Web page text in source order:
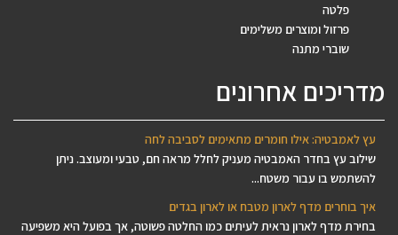
פלטה
פרזול ומוצרים משלימים
שוברי מתנה
מדריכים אחרונים
עץ לאמבטיה: אילו חומרים מתאימים לסביבה לחה
שילוב עץ בחדר האמבטיה מעניק לחלל מראה חם, טבעי ומעוצב. ניתן
להשתמש בו עבור משטח...
איך בוחרים מדף לארון מטבח או לארון בגדים
בחירת מדף לארון נראית לעיתים כמו החלטה פשוטה, אך בפועל היא משפיעה